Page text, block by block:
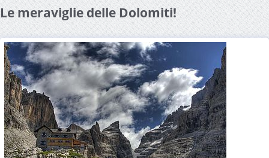
Le meraviglie delle Dolomiti!